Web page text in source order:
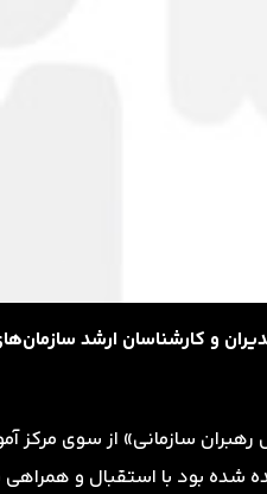
و کارشناسان ارشد
سازمانی» از سوی مرکز
شده‌ بود با استقبال و همراهی